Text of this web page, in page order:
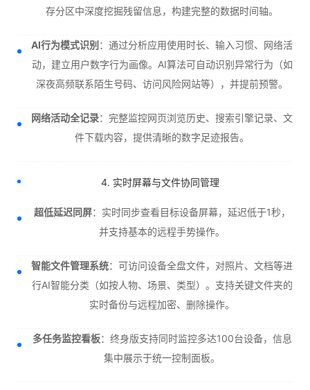
存分区中深度挖掘残留信息，构建完整的数据时间轴。
AI行为模式识别 ：通过分析应用使用时长、输入习惯、网络活
动，建立用户数字行为画像。AI算法可自动识别异常行为（如
深夜高频联系陌生号码、访问风险网站等），并提前预警。
网络活动全记录：完整监控网页浏览历史、搜索引擎记录、文
件下载内容，提供清晰的数字足迹报告。
4. 实时屏幕与文件协同管理
超低延迟同屏：实时同步查看目标设备屏幕，延迟低于1秒，
并支持基本的远程手势操作。
智能文件管理系统：可访问设备全盘文件，对照片、文档等进
行AI智能分类（如按人物、场景、类型）。支持关键文件夹的
实时备份与远程加密、删除操作。
多任务监控看板：终身版支持同时监控多达100台设备，信息
集中展示于统一控制面板。